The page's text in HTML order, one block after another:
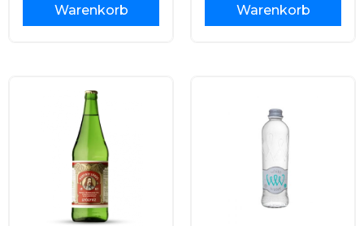
Warenkorb
Warenkorb